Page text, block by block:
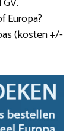
Europa?
(kosten +/-